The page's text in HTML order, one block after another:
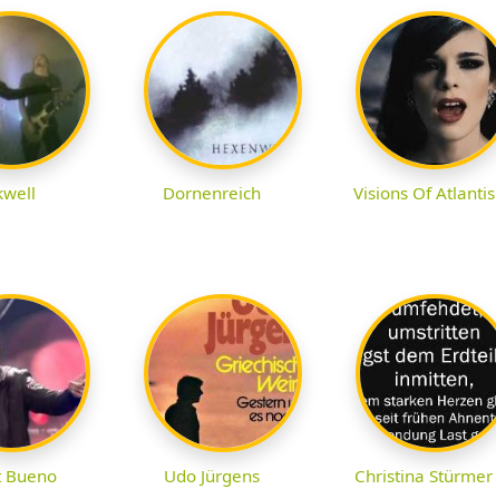
Dornenreich Visions Of Atlantis
Bueno Udo Jürgens Christina Stürmer